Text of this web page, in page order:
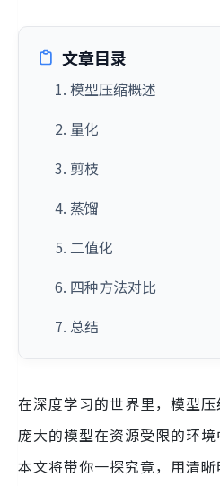
文章目录
1. 模型压缩概述
2. 量化
3. 剪枝
4. 蒸馏
5. 二值化
6. 四种方法对比
7. 总结
在深度学习的世界里，模型
庞大的模型在资源受限的环
本文将带你一探究竟，用清晰